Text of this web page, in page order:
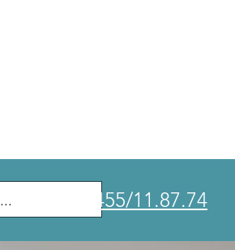
0455/11.87.74